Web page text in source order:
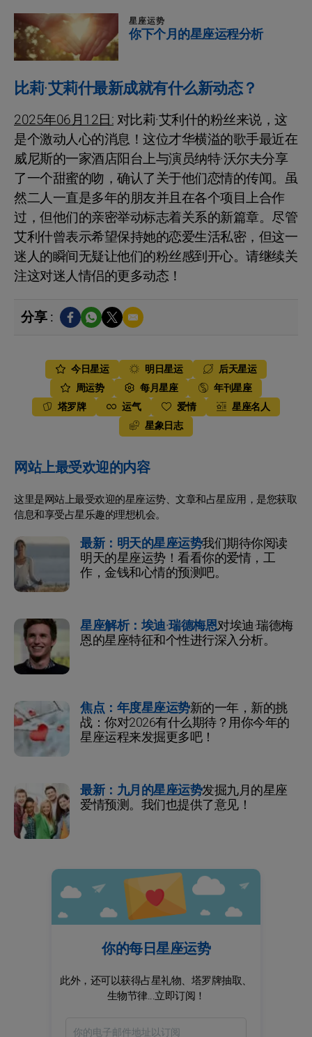
星座运势
你下个月的星座运程分析
比莉·艾莉什最新成就有什么新动态？
2025年06月12日:对比莉·艾利什的粉丝来说，这
是个激动人心的消息！这位才华横溢的歌手最近在
威尼斯的一家酒店阳台上与演员纳特·沃尔夫分享
了一个甜蜜的吻，确认了关于他们恋情的传闻。虽
然二人一直是多年的朋友并且在各个项目上合作
过，但他们的亲密举动标志着关系的新篇章。尽管
艾利什曾表示希望保持她的恋爱生活私密，但这一
迷人的瞬间无疑让他们的粉丝感到开心。请继续关
注这对迷人情侣的更多动态！
分享 :
今日星运 明日星运
后天星运
周运势
每月星座
年刊星座
塔罗牌
运气 爱情
星座名人
星象日志
网站上最受欢迎的内容
这里是网站上最受欢迎的星座运势、文章和占星应用，是您获取
信息和享受占星乐趣的理想机会。
最新：明天的星座运势我们期待你阅读
明天的星座运势！看看你的爱情，工
作，金钱和心情的预测吧。
星座解析：埃迪·瑞德梅恩对埃迪·瑞德梅
恩的星座特征和个性进行深入分析。
焦点：年度星座运势新的一年，新的挑
战：你对2026有什么期待？用你今年的
星座运程来发掘更多吧！
最新：九月的星座运势发掘九月的星座
爱情预测。我们也提供了意见！
你的每日星座运势
此外，还可以获得占星礼物、塔罗牌抽取、
生物节律...立即订阅！